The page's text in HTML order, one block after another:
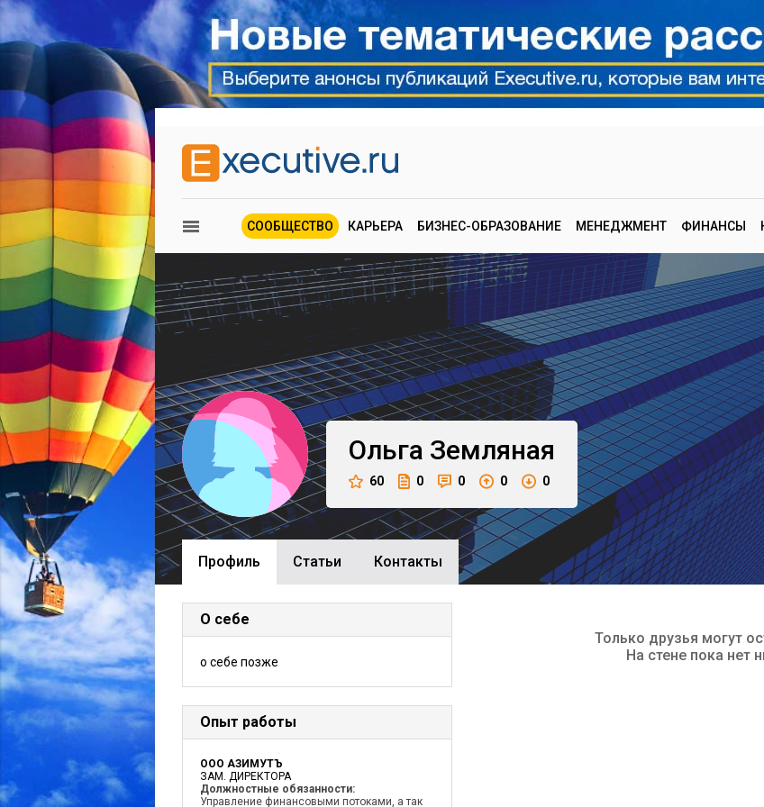
СООБЩЕСТВО КАРЬЕРА БИЗНЕС-ОБРАЗОВАНИЕ МЕНЕДЖМЕНТ ФИНАНСЫ
Ольга Земляная
60 0 0 0 0
Профиль Cтатьи Контакты
О себе
о себе позже
Опыт работы
ООО АЗИМУТЪ
ЗАМ. ДИРЕКТОРА
Должностные обязанности:
Управление финансовыми потоками, а так
Только друзья могут
На стене пока нет